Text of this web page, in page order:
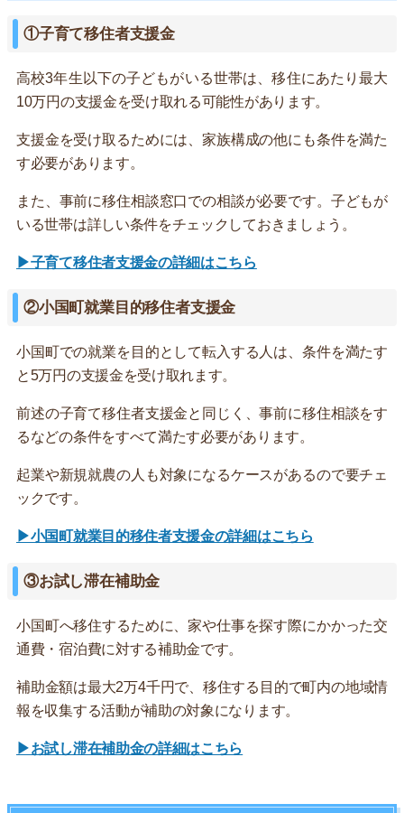
①子育て移住者支援金
高校3年生以下の子どもがいる世帯は、移住にあたり最大
10万円の支援金を受け取れる可能性があります。
支援金を受け取るためには、家族構成の他にも条件を満た
す必要があります。
また、事前に移住相談窓口での相談が必要です。子どもが
いる世帯は詳しい条件をチェックしておきましょう。
▶子育て移住者支援金の詳細はこちら
②小国町就業目的移住者支援金
小国町での就業を目的として転入する人は、条件を満たす
と5万円の支援金を受け取れます。
前述の子育て移住者支援金と同じく、事前に移住相談をす
るなどの条件をすべて満たす必要があります。
起業や新規就農の人も対象になるケースがあるので要チェ
ックです。
▶小国町就業目的移住者支援金の詳細はこちら
③お試し滞在補助金
小国町へ移住するために、家や仕事を探す際にかかった交
通費・宿泊費に対する補助金です。
補助金額は最大2万4千円で、移住する目的で町内の地域情
報を収集する活動が補助の対象になります。
▶お試し滞在補助金の詳細はこちら